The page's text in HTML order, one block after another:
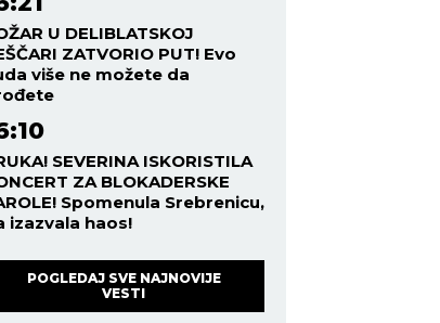
U DELIBLATSKOJ
ZATVORIO PUT! Evo
više ne možete da
SEVERINA ISKORISTILA
ZA BLOKADERSKE
Spomenula Srebrenicu,
izazvala haos!
POGLEDAJ SVE NAJNOVIJE
VESTI